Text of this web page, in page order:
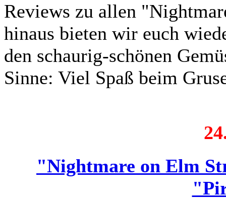
Reviews zu allen
hinaus bieten wir euch
den schaurig-schönen
Sinne: Viel Spaß beim
"Nightmare on Elm